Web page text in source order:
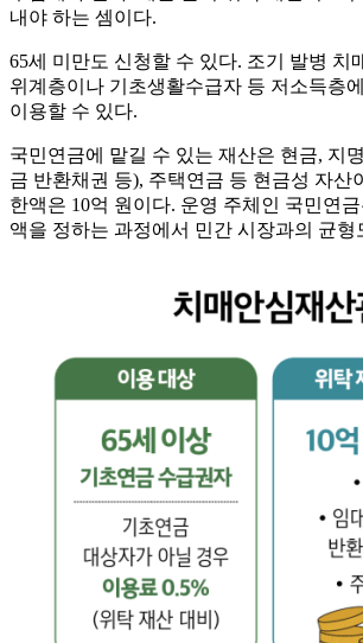
내야 하는 셈이다.
65세 미만도 신청할 수 있다. 조기 발병 치
위계층이나 기초생활수급자 등 저소득층
이용할 수 있다.
국민연금에 맡길 수 있는 재산은 현금, 지
금 반환채권 등), 주택연금 등 현금성 자산
한액은 10억 원이다. 운영 주체인 국민연
액을 정하는 과정에서 민간 시장과의 균형